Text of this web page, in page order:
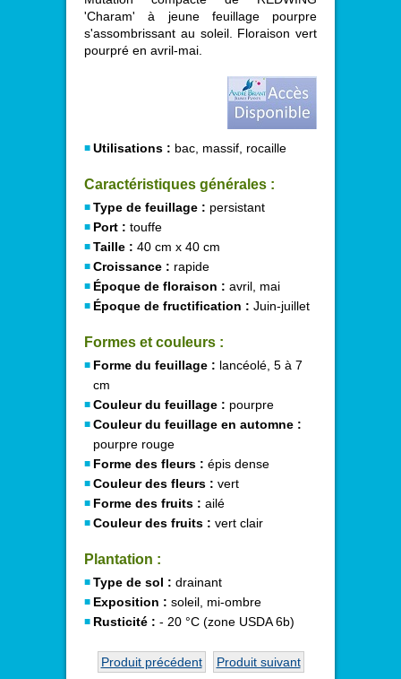
'Charam' à jeune feuillage pourpre
s'assombrissant au soleil. Floraison vert
pourpré en avril-mai.
Utilisations : bac, massif, rocaille
Caractéristiques générales :
Type de feuillage : persistant
Port : touffe
Taille : 40 cm x 40 cm
Croissance : rapide
Époque de floraison : avril, mai
Époque de fructification : Juin-juillet
Formes et couleurs :
Forme du feuillage : lancéolé, 5 à 7
cm
Couleur du feuillage : pourpre
Couleur du feuillage en automne :
pourpre rouge
Forme des fleurs : épis dense
Couleur des fleurs : vert
Forme des fruits : ailé
Couleur des fruits : vert clair
Plantation :
Type de sol : drainant
Exposition : soleil, mi-ombre
Rusticité : - 20 °C (zone USDA 6b)
Produit précédent Produit suivant